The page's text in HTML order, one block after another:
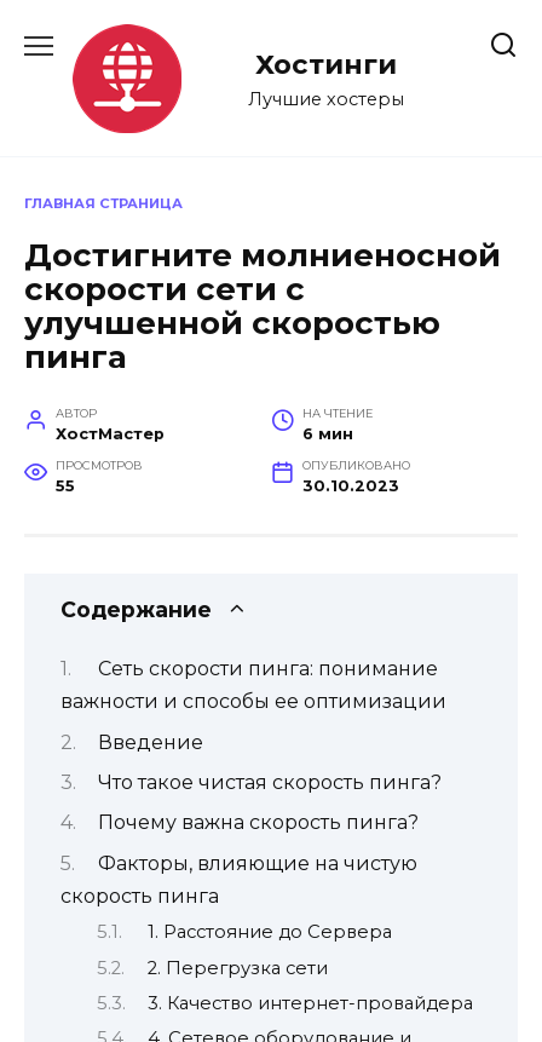
содержанию
Хостинги
Лучшие хостеры
ГЛАВНАЯ СТРАНИЦА
Достигните молниеносной
скорости сети с
улучшенной скоростью
пинга
АВТОР
ХостМастер
НА ЧТЕНИЕ
6 мин
ПРОСМОТРОВ
55
ОПУБЛИКОВАНО
30.10.2023
Содержание
Сеть скорости пинга: понимание
важности и способы ее оптимизации
Введение
Что такое чистая скорость пинга?
Почему важна скорость пинга?
Факторы, влияющие на чистую
скорость пинга
1. Расстояние до Сервера
2. Перегрузка сети
3. Качество интернет-провайдера